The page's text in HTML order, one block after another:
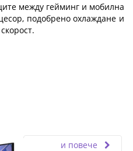
между гейминг и мобилна
подобрено охлаждане и
Прочети повече